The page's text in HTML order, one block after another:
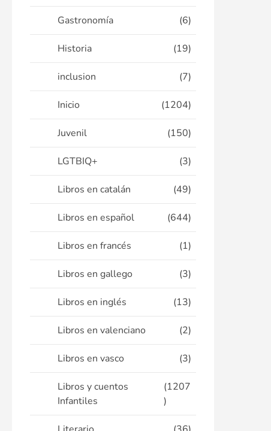
Gastronomía (6)
Historia (19)
inclusion (7)
Inicio (1204)
Juvenil (150)
LGTBIQ+ (3)
Libros en catalán (49)
Libros en español (644)
Libros en francés (1)
Libros en gallego (3)
Libros en inglés (13)
Libros en valenciano (2)
Libros en vasco (3)
Libros y cuentos
Infantiles
(1207
)